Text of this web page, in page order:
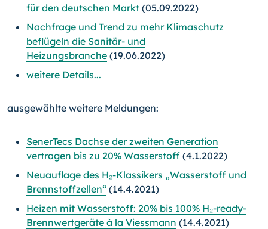
für den deutschen Markt (05.09.2022)
Nachfrage und Trend zu mehr Klimaschutz
beflügeln die Sanitär- und
Heizungsbranche (19.06.2022)
weitere Details...
ausgewählte weitere Meldungen:
SenerTecs Dachse der zweiten Generation
vertragen bis zu 20% Wasserstoff (4.1.2022)
Neuauflage des H₂-Klassikers „Wasserstoff und
Brennstoffzellen“ (14.4.2021)
Heizen mit Wasserstoff: 20% bis 100% H₂-ready-
Brennwertgeräte à la Viessmann (14.4.2021)